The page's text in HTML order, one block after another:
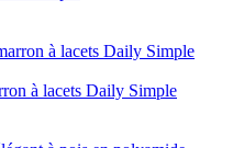
à lacets Daily Simple